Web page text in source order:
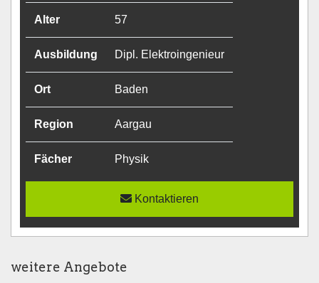
Alter 57
Ausbildung Dipl. Elektroingenieur
Ort Baden
Region Aargau
Fächer Physik
Kontaktieren
weitere Angebote